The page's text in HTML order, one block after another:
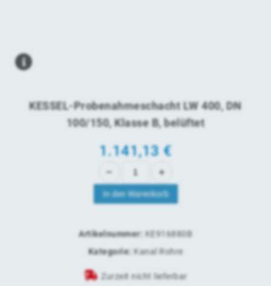
KESSEL-Probenahmeschacht LW 400, DN
100/150, Klasse B, belüftet
1.141,13€
In den Warenkorb
Artikelnummer: KE916880B
Kategorie: Kanal Rohre
Zurzeit nicht lieferbar